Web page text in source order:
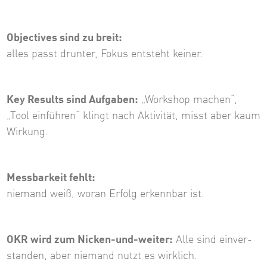
Objectives sind zu breit:
alles passt drunter, Fokus entsteht keiner.
Key Results sind Aufgaben: „Workshop machen“,
„Tool einführen“ klingt nach Aktivität, misst aber kaum
Wirkung.
Messbarkeit fehlt:
niemand weiß, woran Erfolg erkennbar ist.
OKR wird zum Nicken-und-weiter: Alle sind ein­ver­
stan­den, aber niemand nutzt es wirklich.